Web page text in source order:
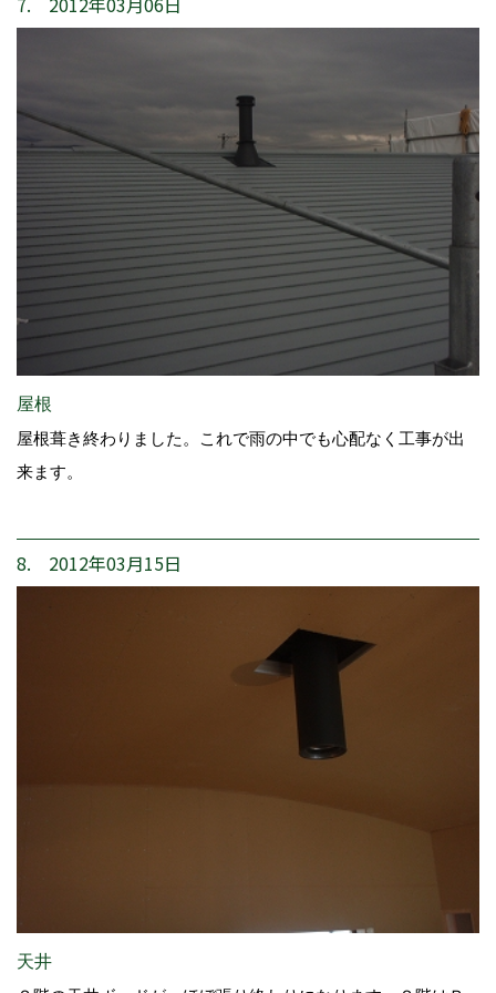
屋根
屋根葺き終わりました。これで雨の中でも心配なく工事が出
来ます。
8. 2012年03月15日
天井